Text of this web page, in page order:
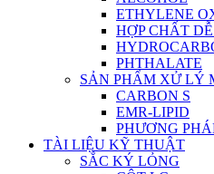
ETHYLENE
HỢP CHẤT
PHTHALATE
SẢN PHẨM XỬ LÝ
CARBON S
EMR-LIPID
PHƯƠNG
TÀI LIỆU KỸ THUẬT
SẮC KÝ LỎNG